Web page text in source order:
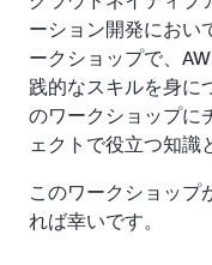
ーション開発におい
ークショップで、
践的なスキルを身に
のワークショップに
ェクトで役立つ知識
このワークショップ
れば幸いです。